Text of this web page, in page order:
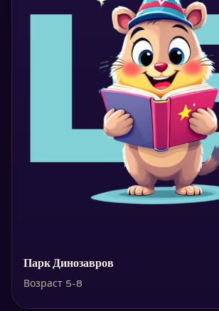
Парк Динозавров
Возраст 5-8